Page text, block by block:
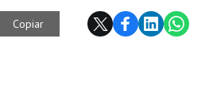
Copiar